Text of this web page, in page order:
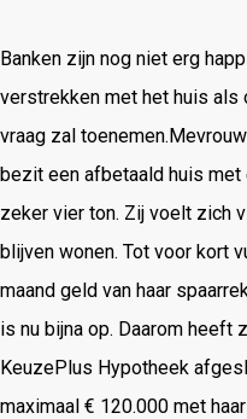
Banken zijn nog niet erg
verstrekken met het huis als
vraag zal
bezit een afbetaald huis met
zeker vier ton. Zij voelt zich
blijven wonen. Tot voor kort
maand geld van haar
is nu bijna op. Daarom heeft
KeuzePlus Hypotheek
maximaal € 120.000 met